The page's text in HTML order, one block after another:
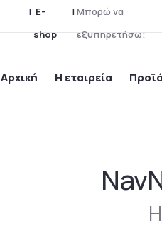
| E-
shop
|Μπορώ να
εξυπηρετήσω;
Αρχική Η εταιρεία